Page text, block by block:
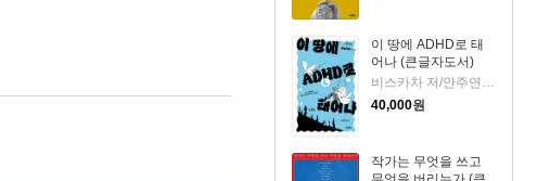
이 땅에 ADHD로 태
어나 (큰글자도서)
비스카차 저/안주연 감수
40,000원
작가는 무엇을 쓰고